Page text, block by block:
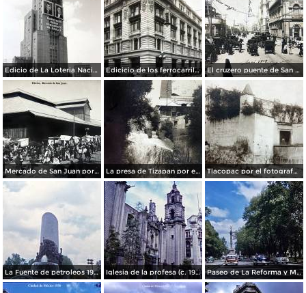
Edicio de La Loteria Nacional Ciudad de México Abril de 1964 Edicicio de los ferrocarriles. El cruzero puente de San Francisco y Guardiola por el fotografo Felix Miret.
Mercado de San Juan por el fotografo Felix Miret La presa de Tizapan por el fotografo Fernando Kososky. ( Circulada el 22 de Diembre de 1910 ). Tlacopac por el fotografo Hugo Brehme.
La Fuente de petroleos 1950. Iglesia de la profesa (c. 1950) Paseo de La Reforma y Mto a La Independencia 1950